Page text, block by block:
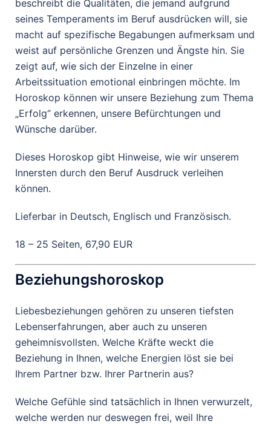
beschreibt die Qualitäten, die jemand aufgrund
seines Temperaments im Beruf ausdrücken will, sie
macht auf spezifische Begabungen aufmerksam und
weist auf persönliche Grenzen und Ängste hin. Sie
zeigt auf, wie sich der Einzelne in einer
Arbeitssituation emotional einbringen möchte. Im
Horoskop können wir unsere Beziehung zum Thema
„Erfolg“ erkennen, unsere Befürchtungen und
Wünsche darüber.
Dieses Horoskop gibt Hinweise, wie wir unserem
Innersten durch den Beruf Ausdruck verleihen
können.
Lieferbar in Deutsch, Englisch und Französisch.
18 – 25 Seiten, 67,90 EUR
Beziehungshoroskop
Liebesbeziehungen gehören zu unseren tiefsten
Lebenserfahrungen, aber auch zu unseren
geheimnisvollsten. Welche Kräfte weckt die
Beziehung in Ihnen, welche Energien löst sie bei
Ihrem Partner bzw. Ihrer Partnerin aus?
Welche Gefühle sind tatsächlich in Ihnen verwurzelt,
welche werden nur deswegen frei, weil Ihre